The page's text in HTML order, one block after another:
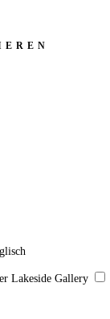
Lakeside Gallery